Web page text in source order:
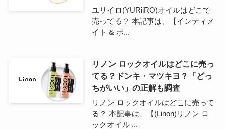
ユリイロ(YURiiRO)オイルはどこで
売ってる？ 本記事は、【インティメ
イト & ボ...
リノン ロックオイルはどこに売っ
てる？ドンキ・マツキヨ？「どっ
ちがいい」の正解も調査
リノン ロックオイルはどこに売って
る？ 本記事は、【(Linon)リノン ロ
ックオイル ...